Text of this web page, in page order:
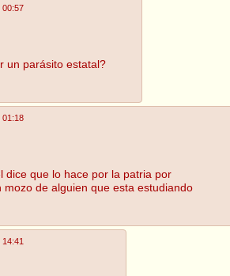
00:57
un parásito estatal?
01:18
dice que lo hace por la patria por
mozo de alguien que esta estudiando
14:41